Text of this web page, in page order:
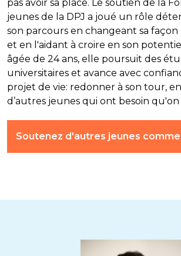
pas avoir sa place. Le soutien de la
jeunes de la DPJ a joué un rôle
son parcours en changeant sa façon
et en l'aidant à croire en son
âgée de 24 ans, elle poursuit des
universitaires et avance avec
projet de vie: redonner à son tour,
d’autres jeunes qui ont besoin
Soutenez d'autres jeunes